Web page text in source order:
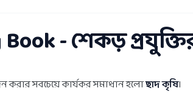
- শেকড়
করার সবচেয়ে কার্যকর সমাধান হলোছাদ কৃষি।